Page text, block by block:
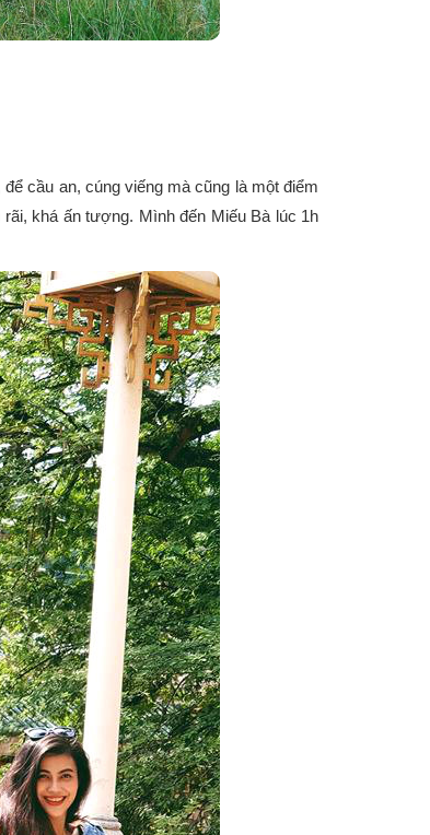
cầu an, cúng viếng mà cũng là một điểm
khá ấn tượng. Mình đến Miếu Bà lúc 1h